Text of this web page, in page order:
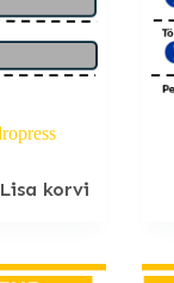
Lisa korvi